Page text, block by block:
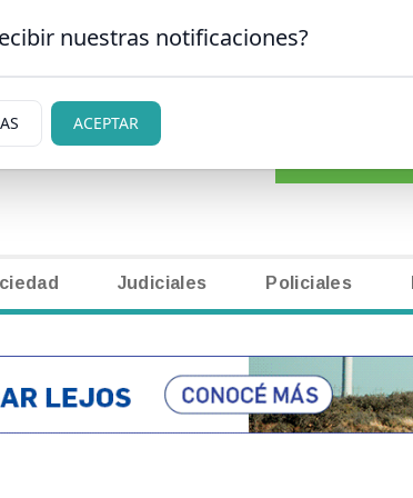
DE BARILOCHE CLASIFICADOS
Judiciales Policiales
nuestras notificaciones?
ACEPTAR